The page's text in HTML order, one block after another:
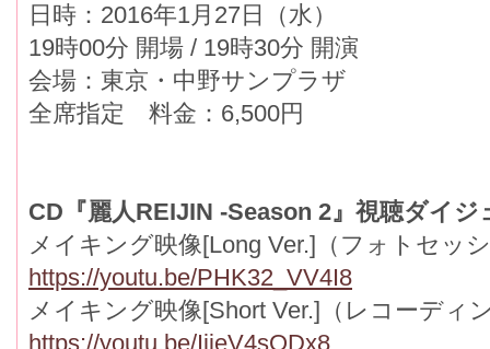
日時：2016年1月27日（水）
19時00分 開場 / 19時30分 開演
会場：東京・中野サンプラザ
全席指定 料金：6,500円
CD『麗人REIJIN -Season 2』視聴ダイジ
メイキング映像[Long Ver.]（フォトセッ
https://youtu.be/PHK32_VV4I8
メイキング映像[Short Ver.]（レコーディ
https://youtu.be/IjjeV4sODx8